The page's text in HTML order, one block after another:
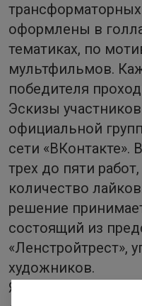
оформлены в
тематиках, по
мультфильмов.
победителя
Эскизы
официальной
сети «ВКонтакте».
трех до пяти
количество
решение
состоящий из
«Ленстройтрест»,
художников.
Ян Фельдман,